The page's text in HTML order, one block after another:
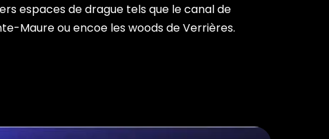
espaces de drague tels que le canal de
Maure ou encoe les woods de Verrières.